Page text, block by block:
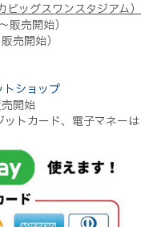
ビッグスワンスタジアム）
～販売開始）
売開始）
トショップ
開始
トカード、電子マネーは